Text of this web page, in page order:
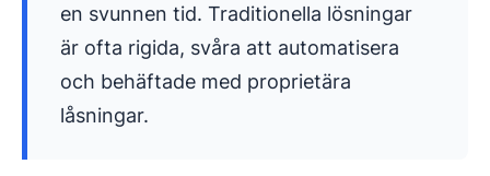
en svunnen tid. Traditionella lösningar
är ofta rigida, svåra att automatisera
och behäftade med proprietära
låsningar.